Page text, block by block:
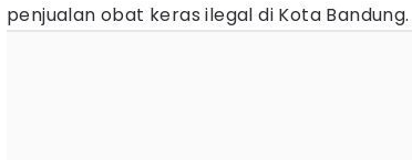
penjualan obat keras ilegal di Kota Bandung.